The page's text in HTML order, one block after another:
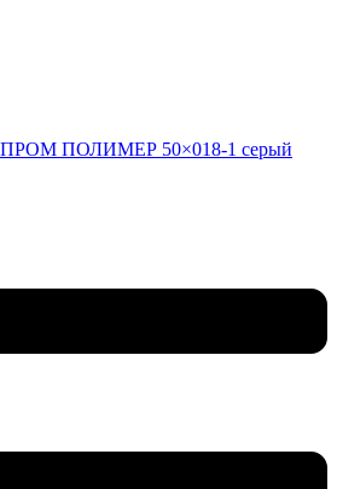
ПОЛИМЕР 50×018-1 серый